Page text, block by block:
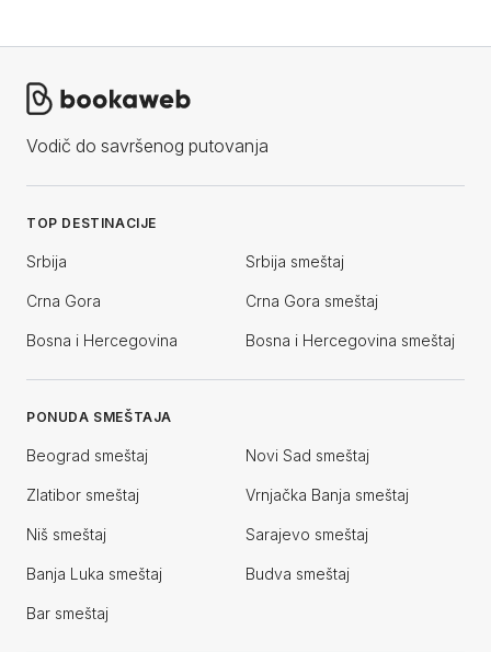
Vodič do savršenog putovanja
TOP DESTINACIJE
Srbija Srbija smeštaj
Crna Gora Crna Gora smeštaj
Bosna i Hercegovina Bosna i Hercegovina smeštaj
PONUDA SMEŠTAJA
Beograd smeštaj Novi Sad smeštaj
Zlatibor smeštaj Vrnjačka Banja smeštaj
Niš smeštaj Sarajevo smeštaj
Banja Luka smeštaj Budva smeštaj
Bar smeštaj